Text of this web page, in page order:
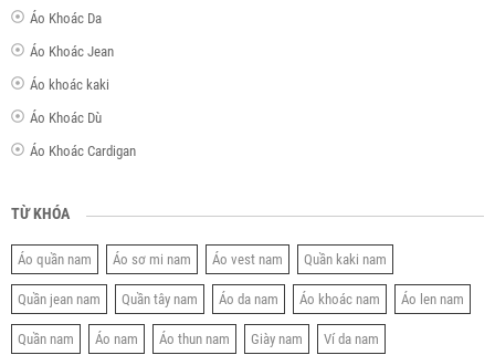
Áo Khoác Da
Áo Khoác Jean
Áo khoác kaki
Áo Khoác Dù
Áo Khoác Cardigan
TỪ KHÓA
Áo quần nam Áo sơ mi nam Áo vest nam Quần kaki nam
Quần jean nam Quần tây nam Áo da nam Áo khoác nam Áo len nam
Quần nam Áo nam Áo thun nam Giày nam Ví da nam